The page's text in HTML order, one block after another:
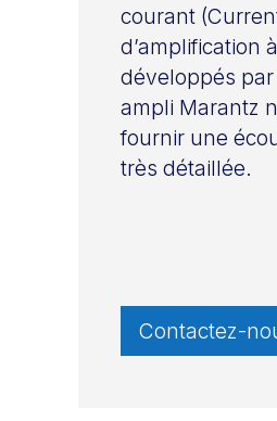
courant
d’amplification
développés
ampli Marantz
fournir une
très détaillée.
Contactez-